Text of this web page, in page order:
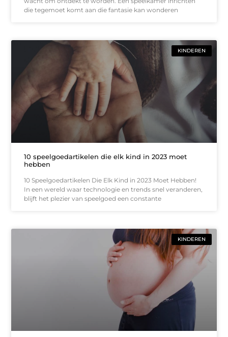
die tegemoet komt aan die fantasie kan wonderen
KINDEREN
10 speelgoedartikelen die elk kind in 2023 moet
hebben
10 Speelgoedartikelen Die Elk Kind in 2023 Moet Hebben!
In een wereld waar technologie en trends snel veranderen,
blijft het plezier van speelgoed een constante
KINDEREN